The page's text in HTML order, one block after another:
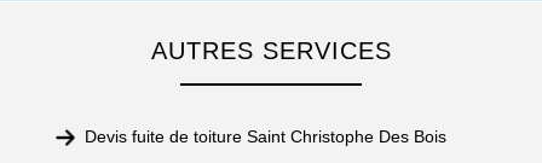
AUTRES SERVICES
Devis fuite de toiture Saint Christophe Des Bois